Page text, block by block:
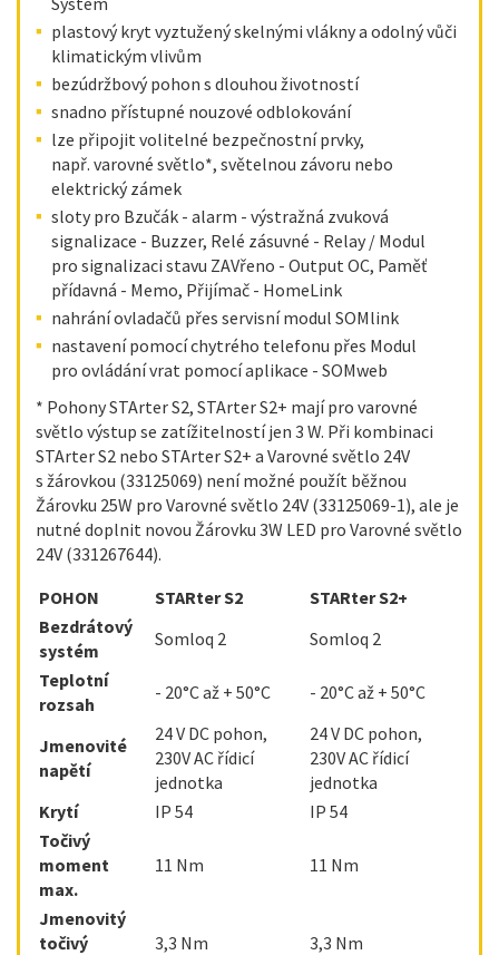
plastový kryt vyztužený skelnými vlákny a odolný vůči
klimatickým vlivům
bezúdržbový pohon s dlouhou životností
snadno přístupné nouzové odblokování
lze připojit volitelné bezpečnostní prvky,
např. varovné světlo*, světelnou závoru nebo
elektrický zámek
sloty pro Bzučák - alarm - výstražná zvuková
signalizace - Buzzer, Relé zásuvné - Relay / Modul
pro signalizaci stavu ZAVřeno - Output OC, Paměť
přídavná - Memo, Přijímač - HomeLink
nahrání ovladačů přes servisní modul SOMlink
nastavení pomocí chytrého telefonu přes Modul
pro ovládání vrat pomocí aplikace - SOMweb
* Pohony STArter S2, STArter S2+ mají pro varovné
světlo výstup se zatížitelností jen 3 W. Při kombinaci
STArter S2 nebo STArter S2+ a Varovné světlo 24V
s žárovkou (33125069) není možné použít běžnou
Žárovku 25W pro Varovné světlo 24V (33125069-1), ale je
nutné doplnit novou Žárovku 3W LED pro Varovné světlo
24V (331267644).
POHON
STARter S2
STARter S2+
Bezdrátový
systém
Somloq 2
Somloq 2
Teplotní
rozsah
- 20°C až + 50°C - 20°C až + 50°C
Jmenovité
napětí
24 V DC pohon,
230V AC řídicí
jednotka
24 V DC pohon,
230V AC řídicí
jednotka
Krytí
IP 54
IP 54
Točivý
moment
max.
11 Nm 11 Nm
Jmenovitý
točivý
3,3 Nm 3,3 Nm